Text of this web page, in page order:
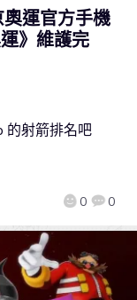
運官方手機
》維護完
0 0
的射箭排名吧